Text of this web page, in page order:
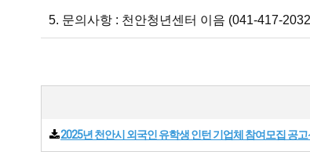
5. 문의사항 : 천안청년센터 이음 (041-417-
2025년 천안시 외국인 유학생 인턴 기업체 참여모집 공